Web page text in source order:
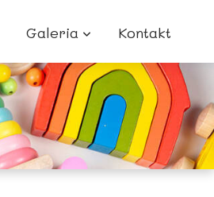
Galeria Kontakt